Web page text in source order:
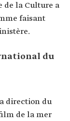
de la Culture a
faisant
du
direction du
de la mer